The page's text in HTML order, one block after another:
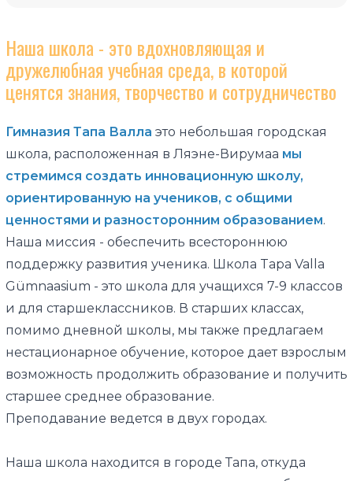
Наша школа - это вдохновляющая и
дружелюбная учебная среда, в которой
ценятся знания, творчество и сотрудничество
Гимназия Тапа Валла это небольшая городская
школа, расположенная в Ляэне-Вирумаа мы
стремимся создать инновационную школу,
ориентированную на учеников, с общими
ценностями и разносторонним образованием.
Наша миссия - обеспечить всестороннюю
поддержку развития ученика. Школа Tapa Valla
Gümnaasium - это школа для учащихся 7-9 классов
и для старшеклассников. В старших классах,
помимо дневной школы, мы также предлагаем
нестационарное обучение, которое дает взрослым
возможность продолжить образование и получить
старшее среднее образование.
Преподавание ведется в двух городах.
Наша школа находится в городе Тапа, откуда